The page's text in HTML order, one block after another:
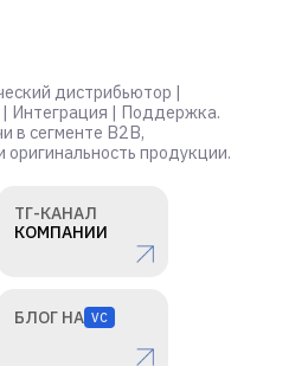
дистрибьютор |
Интеграция | Поддержка.
в сегменте B2B,
оригинальность продукции.
ТГ-КАНАЛ
КОМПАНИИ
БЛОГ НА VC